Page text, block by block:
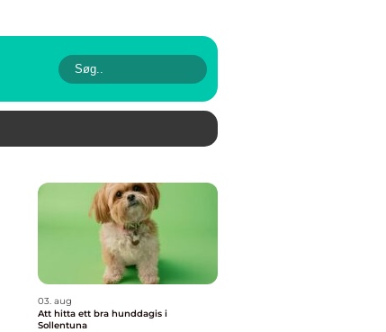
03. aug
Att hitta ett bra hunddagis i
Sollentuna